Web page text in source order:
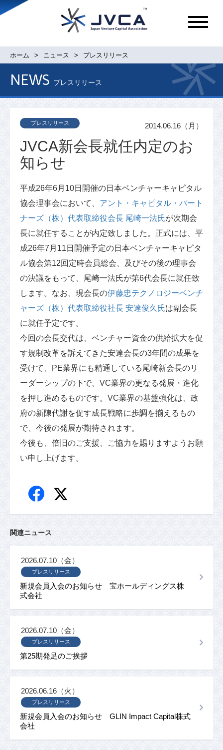
メ
ュ
ホーム ニュース プレスリリース
NEWS プレスリリース
JVCA新会長就任内定のお
知らせ
プレスリリース 2014.06.16（月）
平成26年6月10日開催の日本ベンチャーキャピタル
協会理事会において、 アント・キャピタル・パート
ナーズ（株）代表取締役会長 尾崎一法氏が次期会
長に就任することが内定致しました。正式には、平
成26年7月11日開催予定の日本ベンチャーキャピタ
ル協会第12回定時会員総会、及びその後の理事会
の決議をもって、尾崎一法氏が第6代会長に就任致
します。なお、現会長の伊藤忠テクノロジーベンチ
ャーズ（株）代表取締役社長 安達俊久氏は副会長
に就任予定です。
今回の会長交代は、ベンチャー資金の供給拡大を促
す規制改革を訴えてきた安達会長の3年間の成果を
受けて、PE業界にも精通している尾崎新会長のリ
ーダーシップの下で、VC業界の更なる発展・進化
を押し進めるものです。VC業界の基盤強化は、政
府の新陳代謝を促す成長戦略に歩調を揃えるもの
で、今後の発展が期待されます。
今後も、倍旧のご支援、ご協力を賜りますようお願
い申し上げます。
関連ニュース
新規会員入会のお知らせ 宝ホールディングス株
式会社
プレスリリース
2026.07.10（金）
第25期発足のご挨拶
プレスリリース
2026.07.10（金）
新規会員入会のお知らせ GLIN Impact Capital株式
会社
プレスリリース
2026.06.16（火）